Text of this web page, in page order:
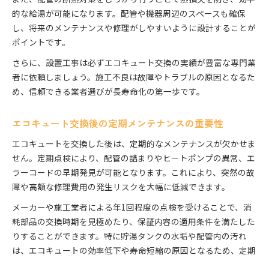
的な給湯が可能になります。配管や機器周辺のスペースも確保
し、将来のメンテナンスや修理がしやすいように設計することが
ポイントです。
さらに、設置工事は必ずエコキュート交換の実績が豊富な専門業
者に依頼しましょう。施工不良は故障やトラブルの原因となるた
め、信頼できる業者選びが長寿命化の第一歩です。
エコキュート交換後の定期メンテナンスの重要性
エコキュートを交換した後は、定期的なメンテナンスが欠かせま
せん。定期点検により、配管の詰まりやヒートポンプの異常、エ
ラーコードの早期発見が可能となります。これにより、突然の故
障や高額な修理費用の発生リスクを大幅に低減できます。
メーカーや施工業者による年1回程度の点検を受けることで、消
耗部品の交換時期を見極めたり、保証内容の適用条件を満たした
りすることができます。特に貯湯タンクの水垢や配管内の汚れ
は、エコキュートの効率低下や寿命短縮の原因となるため、定期